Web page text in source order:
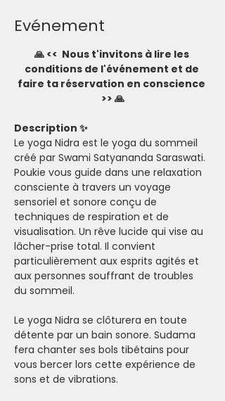
Evénement
🙏 <<  Nous t'invitons à lire les
conditions de l'événement et de
faire ta réservation en conscience
>> 🙏
Description ✨
Le yoga Nidra est le yoga du sommeil
créé par Swami Satyananda Saraswati.
Poukie vous guide dans une relaxation
consciente à travers un voyage
sensoriel et sonore conçu de
techniques de respiration et de
visualisation. Un rêve lucide qui vise au
lâcher-prise total. Il convient
particulièrement aux esprits agités et
aux personnes souffrant de troubles
du sommeil.
Le yoga Nidra se clôturera en toute
détente par un bain sonore. Sudama
fera chanter ses bols tibétains pour
vous bercer lors cette expérience de
sons et de vibrations.